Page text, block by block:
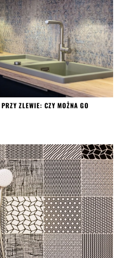
ZLEWIE: CZY MOŻNA GO